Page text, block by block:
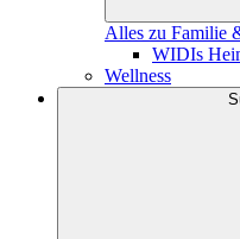
Alles zu Familie
WIDIs
Wellness